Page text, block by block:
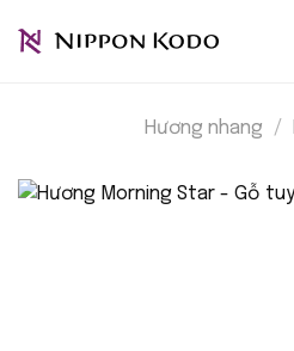
qua
Hương nhang /